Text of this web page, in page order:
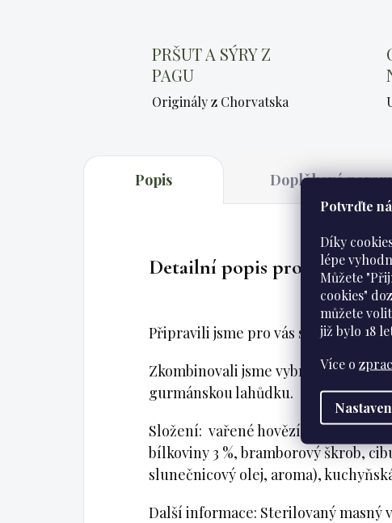
Potvrďte
Díky
lépe
Můžete
cookies"
můžete
již bylo 18
Více o
PRŠUT A SÝRY Z
PAGU
Originály z Chorvatska
Popis Doplňkové
Detailní popis produktu
Připravili jsme pro vás skvělý
Zkombinovali jsme vybrané kusy
gurmánskou lahůdku.
Složení: vařené hovězí maso 35 %,
bílkoviny 3 %, bramborový škrob,
slunečnicový olej, aroma),
Další informace: Sterilovaný masný